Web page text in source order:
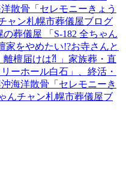
散骨「セレモニーきょう
ャン札幌市葬儀屋ブログ
葬儀屋 「S-182 全ちゃん
家をやめたい!?お寺さんと
檀届けは⁈ 」家族葬・直
ーホール白石」、終活・
海洋散骨「セレモニーき
んチャン札幌市葬儀屋ブ